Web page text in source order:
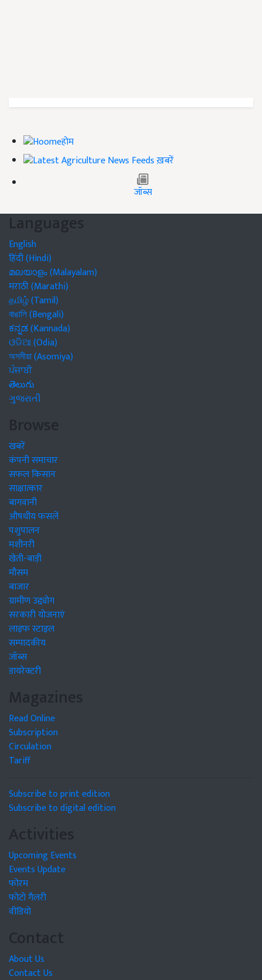
होम
ख़बरें
जॉब्स
Languages
English
हिंदी (Hindi)
മലയാളം (Malayalam)
मराठी (Marathi)
தமிழ் (Tamil)
বাঙালি (Bengali)
ಕನ್ನಡ (Kannada)
ଓଡିଆ (Odia)
অসমীয়া (Asomiya)
ਪੰਜਾਬੀ
తెలుగు
ગુજરાતી
Browse
खबरें
कंपनी समाचार
सफल किसान
साक्षात्कार
बागवानी
औषधीय फसलें
पशुपालन
मशीनरी
खेती-बाड़ी
मौसम
बाजार
ग्रामीण उद्द्योग
सरकारी योजनाएं
लाइफ स्टाइल
सम्पादकीय
जॉब्स
डायरेक्टरी
Magazines
Read Online
Subscription
Circulation
Tariff
Subscribe to print edition
Subscribe to digital edition
Activities
Upcoming Events
Events Update
फोरम
फोटो गैलरी
वीडियो
Contact
About Us
Contact Us